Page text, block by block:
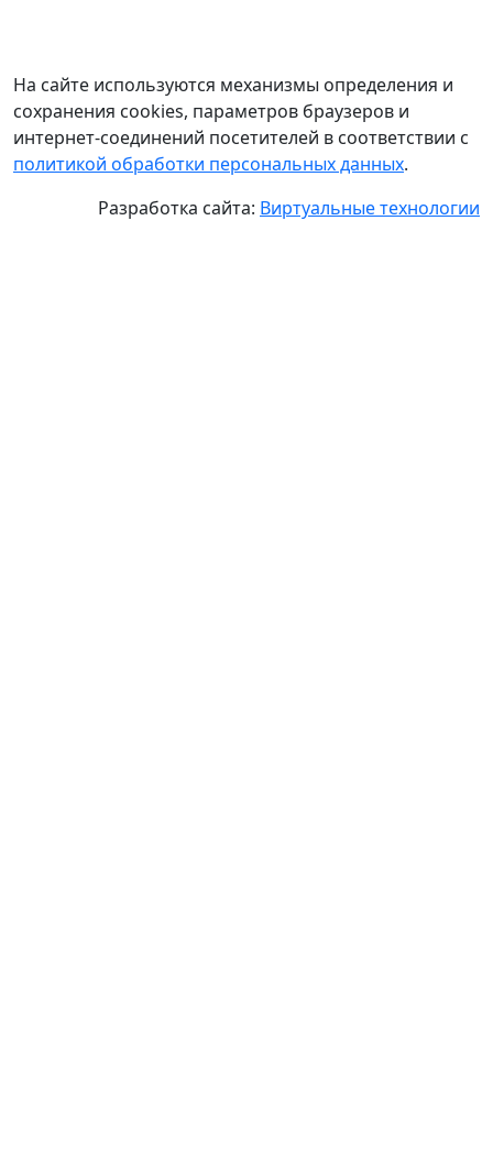
На сайте используются механизмы определения и
сохранения cookies, параметров браузеров и
интернет-соединений посетителей в соответствии с
политикой обработки персональных данных.
Разработка сайта: Виртуальные технологии